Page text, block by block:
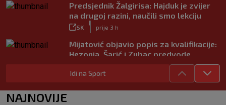
Predsjednik Žalgirisa: Hajduk je zvijer
na drugoj razini, naučili smo lekciju
SK prije 3 h
Mijatović objavio popis za kvalifikacije:
Hezonja, Šarić i Zubac predvode
SK
|
prije 5 h
Benfica ponovno želi Šutala?
Idi na Sport
NAJNOVIJE